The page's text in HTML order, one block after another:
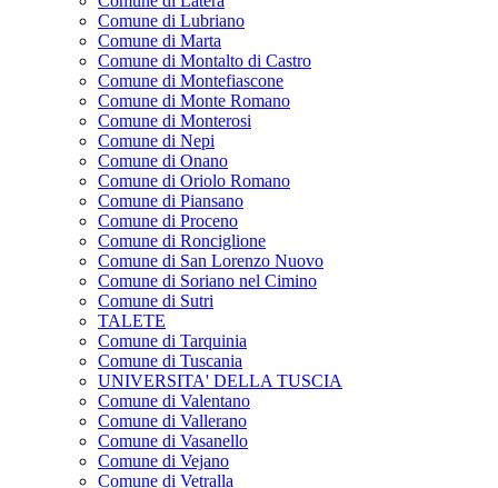
Comune di Lubriano
Comune di Marta
Comune di Montalto di Castro
Comune di Montefiascone
Comune di Monte Romano
Comune di Monterosi
Comune di Nepi
Comune di Onano
Comune di Oriolo Romano
Comune di Piansano
Comune di Proceno
Comune di Ronciglione
Comune di San Lorenzo Nuovo
Comune di Soriano nel Cimino
Comune di Sutri
TALETE
Comune di Tarquinia
Comune di Tuscania
UNIVERSITA' DELLA TUSCIA
Comune di Valentano
Comune di Vallerano
Comune di Vasanello
Comune di Vejano
Comune di Vetralla